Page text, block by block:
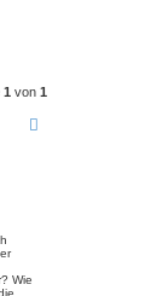
1 von 1
Wie